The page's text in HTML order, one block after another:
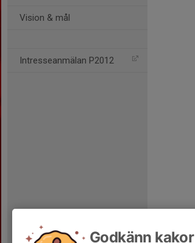
Vision & mål
Intresseanmälan P2012
Godkänn kakor